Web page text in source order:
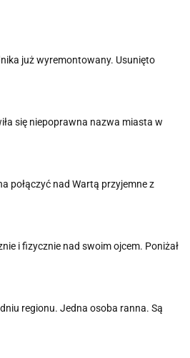
już wyremontowany. Usunięto
się niepoprawna nazwa miasta w
połączyć nad Wartą przyjemne z
i fizycznie nad swoim ojcem. Poniżał
regionu. Jedna osoba ranna. Są